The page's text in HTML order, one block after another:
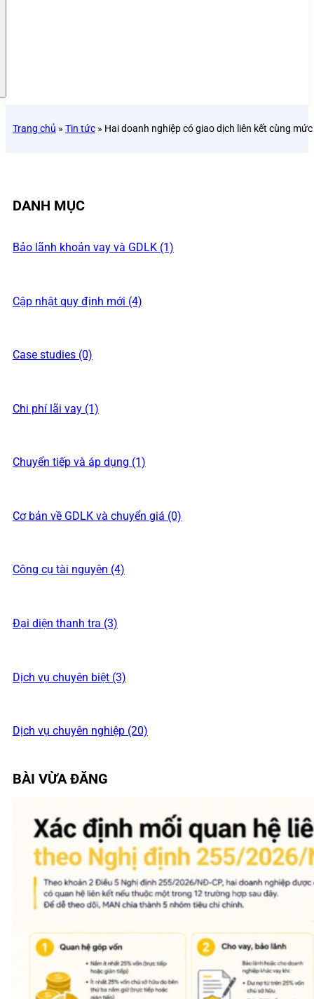
Trang chủ » Tin tức » Hai doanh nghiệp có giao dịch liên kết cùng
DANH MỤC
Bảo lãnh khoản vay và GDLK (1)
Cập nhật quy định mới (4)
Case studies (0)
Chi phí lãi vay (1)
Chuyển tiếp và áp dụng (1)
Cơ bản về GDLK và chuyển giá (0)
Công cụ tài nguyên (4)
Đại diện thanh tra (3)
Dịch vụ chuyên biệt (3)
Dịch vụ chuyên nghiệp (20)
BÀI VỪA ĐĂNG